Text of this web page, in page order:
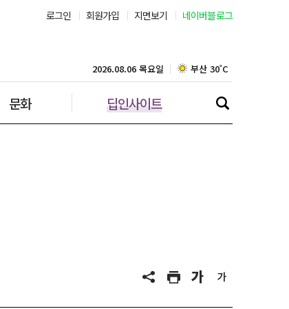
로그인 회원가입 지면보기 네이버블로그
문화 딥인사이트
2026.08.06 목요일 대구 35˚C
인천 31˚C
제주 30˚C